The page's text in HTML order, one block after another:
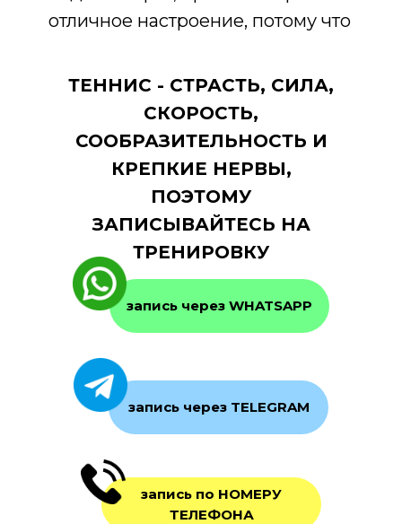
отличное настроение, потому что
ТЕННИС - СТРАСТЬ, СИЛА,
СКОРОСТЬ,
СООБРАЗИТЕЛЬНОСТЬ И
КРЕПКИЕ НЕРВЫ,
ПОЭТОМУ
ЗАПИСЫВАЙТЕСЬ НА
ТРЕНИРОВКУ
запись через WHATSAPP
запись через TELEGRAM
запись по НОМЕРУ
ТЕЛЕФОНА